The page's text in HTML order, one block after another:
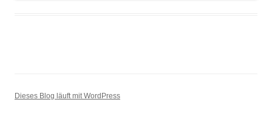
Dieses Blog läuft mit WordPress